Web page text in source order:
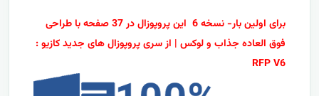
برای اولین بار- نسخه 6 این پروپوزال در 37 صفحه با طراحی
فوق العاده جذاب و لوکس | از سری پروپوزال های جدید کازیو :
RFP V6